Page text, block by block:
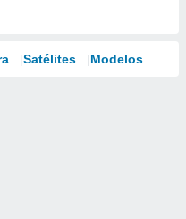
Satélites Modelos